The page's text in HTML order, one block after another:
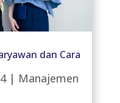
dan Cara
| Manajemen